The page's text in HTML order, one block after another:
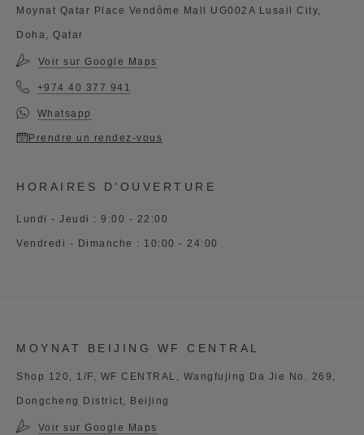
Moynat Qatar Place Vendôme Mall UG002A Lusail City,
Doha, Qatar
Voir sur Google Maps
+974 40 377 941
Whatsapp
Prendre un rendez-vous
HORAIRES D'OUVERTURE
Lundi - Jeudi : 9:00 - 22:00
Vendredi - Dimanche : 10:00 - 24:00
MOYNAT BEIJING WF CENTRAL
Shop 120, 1/F, WF CENTRAL, Wangfujing Da Jie No. 269,
Dongcheng District, Beijing
Voir sur Google Maps